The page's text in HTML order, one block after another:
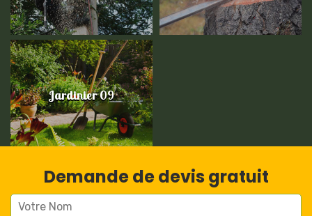
Jardinier 09
Demande de devis gratuit